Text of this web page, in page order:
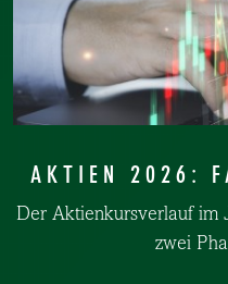
AKTIEN 2026:
Der Aktienkursverlauf im
zwei